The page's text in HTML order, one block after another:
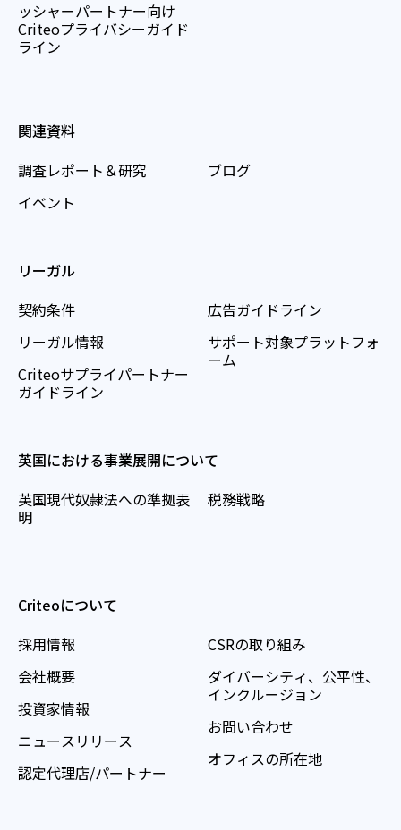
ッシャーパートナー向け
Criteoプライバシーガイド
ライン
関連資料
調査レポート＆研究
イベント
ブログ
リーガル
契約条件
リーガル情報
Criteoサプライパートナー
ガイドライン
広告ガイドライン
サポート対象プラットフォ
ーム
英国における事業展開について
英国現代奴隷法への準拠表
明
税務戦略
Criteoについて
採用情報
会社概要
投資家情報
ニュースリリース
認定代理店/パートナー
CSRの取り組み
ダイバーシティ、公平性、
インクルージョン
お問い合わせ
オフィスの所在地